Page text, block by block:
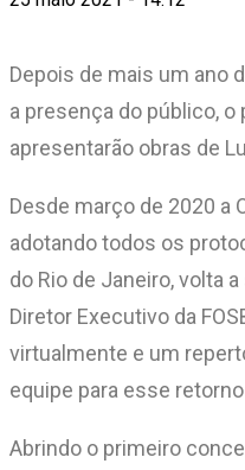
Depois de mais um ano
a presença do público,
apresentarão obras de
Desde março de 2020 a
adotando todos os
do Rio de Janeiro, volta
Diretor Executivo da
virtualmente e um
equipe para esse
Abrindo o primeiro